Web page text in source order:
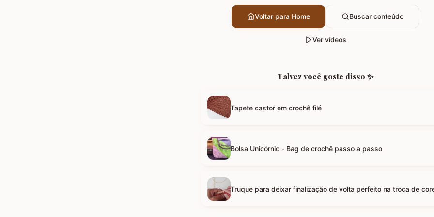
Voltar para Home Buscar conteúdo
Ver vídeos
Talvez você goste disso ✨
Tapete castor em crochê filé
Bolsa Unicórnio - Bag de crochê passo a passo
Truque para deixar finalização de volta perfeito na troca de